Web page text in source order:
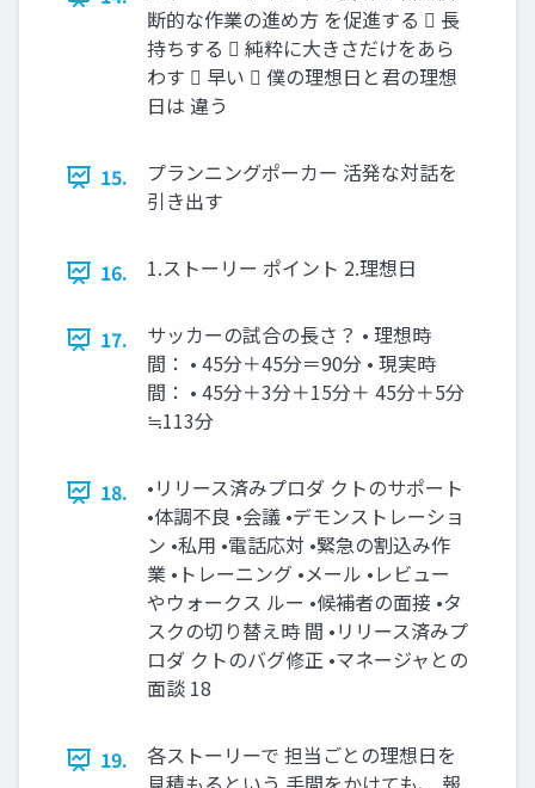
断的な作業の進め方 を促進する  長
持ちする  純粋に大きさだけをあら
わす  早い  僕の理想日と君の理想
日は 違う
15.
プランニングポーカー 活発な対話を
引き出す
16. 1.ストーリー ポイント 2.理想日
17.
サッカーの試合の長さ？ • 理想時
間： • 45分＋45分＝90分 • 現実時
間： • 45分＋3分＋15分＋ 45分＋5分
≒113分
18.
•リリース済みプロダ クトのサポート
•体調不良 •会議 •デモンストレーショ
ン •私用 •電話応対 •緊急の割込み作
業 •トレーニング •メール •レビュー
やウォークス ルー •候補者の面接 •タ
スクの切り替え時 間 •リリース済みプ
ロダ クトのバグ修正 •マネージャとの
面談 18
19.
各ストーリーで 担当ごとの理想日を